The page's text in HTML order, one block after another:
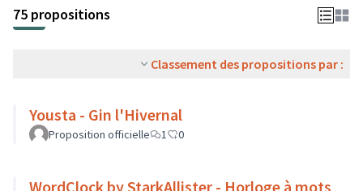
75 propositions
Classement des propositions par :
Yousta - Gin l'Hivernal
Proposition officielle 1 0
WordClock by StarkAllister - Horloge à mots